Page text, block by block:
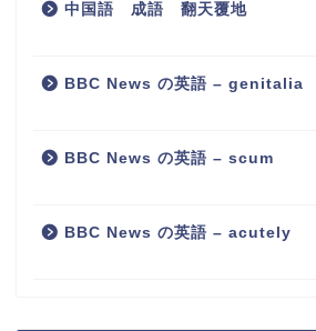
中国語 成語 翻天覆地
BBC News の英語 – genitalia
BBC News の英語 – scum
BBC News の英語 – acutely